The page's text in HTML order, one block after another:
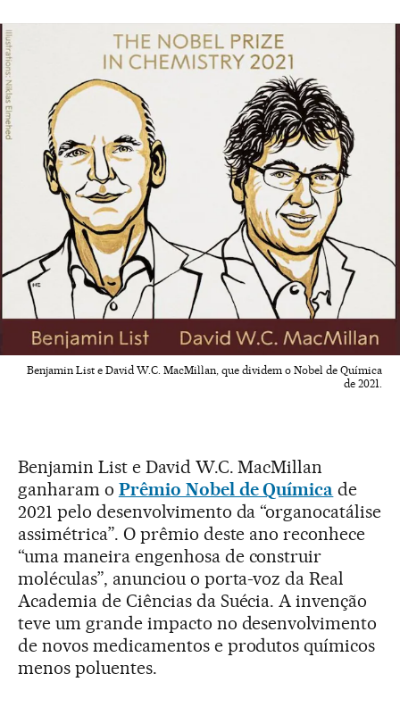
Benjamin List e David W.C. MacMillan, que dividem o Nobel de Química
de 2021.
Benjamin List e David W.C. MacMillan
ganharam o Prêmio Nobel de Química de
2021 pelo desenvolvimento da “organocatálise
assimétrica”. O prêmio deste ano reconhece
“uma maneira engenhosa de construir
moléculas”, anunciou o porta-voz da Real
Academia de Ciências da Suécia. A invenção
teve um grande impacto no desenvolvimento
de novos medicamentos e produtos químicos
menos poluentes.